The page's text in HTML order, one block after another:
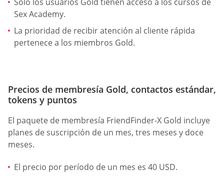
Sex Academy.
La prioridad de recibir atención al cliente rápida
pertenece a los miembros Gold.
Precios de membresía Gold, contactos estándar,
tokens y puntos
El paquete de membresía FriendFinder-X Gold incluye
planes de suscripción de un mes, tres meses y doce
meses.
El precio por período de un mes es 40 USD.